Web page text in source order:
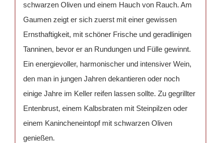
schwarzen Oliven und einem Hauch von Rauch. Am
Gaumen zeigt er sich zuerst mit einer gewissen
Ernsthaftigkeit, mit schöner Frische und geradlinigen
Tanninen, bevor er an Rundungen und Fülle gewinnt.
Ein energievoller, harmonischer und intensiver Wein,
den man in jungen Jahren dekantieren oder noch
einige Jahre im Keller reifen lassen sollte. Zu gegrillter
Entenbrust, einem Kalbsbraten mit Steinpilzen oder
einem Kanincheneintopf mit schwarzen Oliven
genießen.